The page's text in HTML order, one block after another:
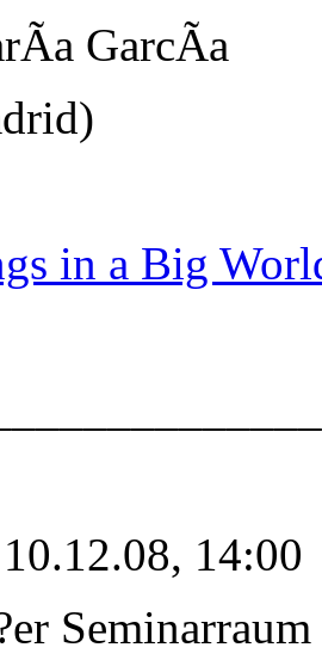
GarcÃ­a
in a Big
14:00
Seminarraum